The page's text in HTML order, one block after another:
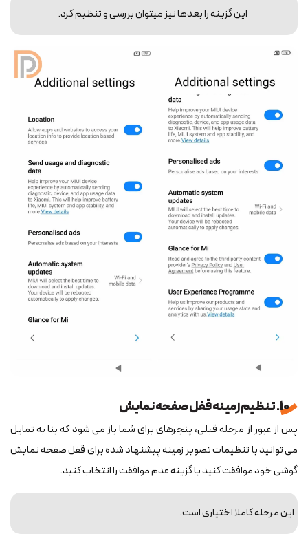
این گزینه را بعدها نیز می‎توان بررسی و تنظیم کرد.
10. تنظیم زمینه قفل صفحه نمایش
پس از عبور از مرحله قبلی، پنجره‎ای برای شما باز می شود که بنا به تمایل
می ‎توانید با تنظیمات تصویر زمینه پیشنهاد شده برای قفل صفحه نمایش
گوشی خود موافقت کنید یا گزینه عدم موافقت را انتخاب کنید.
این مرحله کاملا اختیاری است.